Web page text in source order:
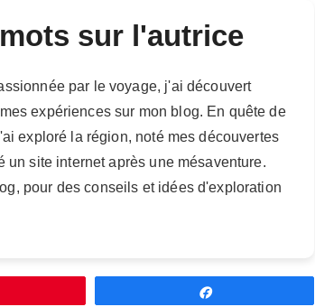
sur l'autrice
par le voyage, j'ai découvert
expériences sur mon blog. En quête de
exploré la région, noté mes découvertes
un site internet après une mésaventure.
pour des conseils et idées d'exploration